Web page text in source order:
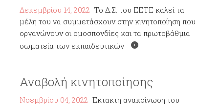
Δεκεμβρίου 14, 2022 Το Δ.Σ. του ΕΕΤΕ καλεί τα
μέλη του να συμμετάσχουν στην κινητοποίηση που
οργανώνουν οι ομοσπονδίες και τα πρωτοβάθμια
σωματεία των εκπαιδευτικών
Αναβολή κινητοποίησης
Νοεμβρίου 04, 2022 Έκτακτη ανακοίνωση του